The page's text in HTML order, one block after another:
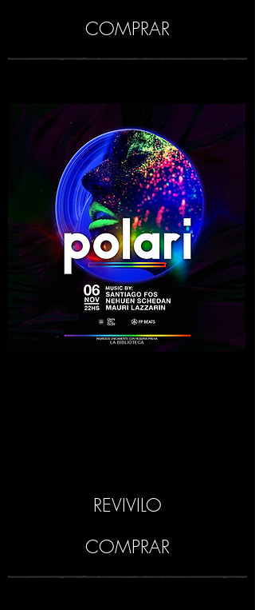
COMPRAR
REVIVILO
COMPRAR